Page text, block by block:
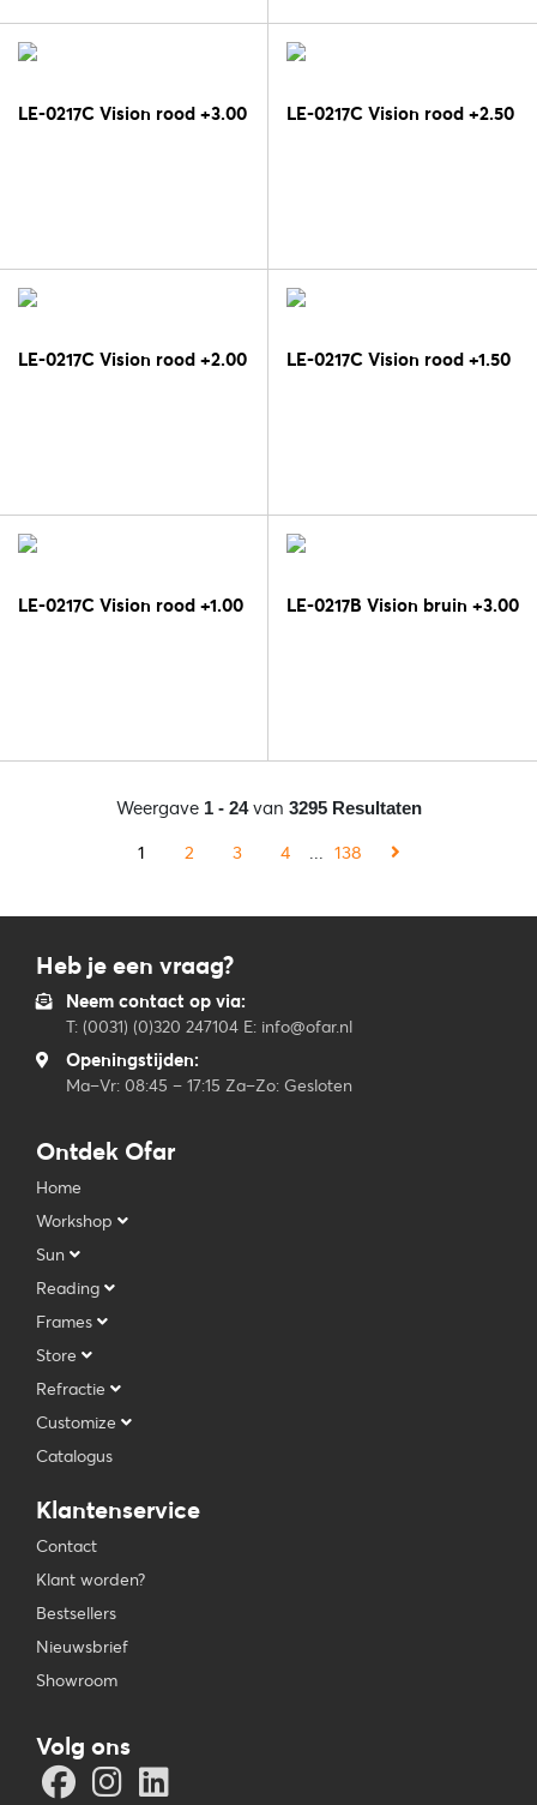
LE-0217C Vision rood +3.00 LE-0217C Vision rood +2.50
LE-0217C Vision rood +2.00 LE-0217C Vision rood +1.50
LE-0217C Vision rood +1.00 LE-0217B Vision bruin +3.00
Weergave 1 - 24van 3295 Resultaten
1 2 3 4 ... 138
Heb je een vraag?
Neem contact op via:
T: (0031) (0)320 247104 E: info@ofar.nl
Openingstijden:
Ma–Vr: 08:45 – 17:15 Za–Zo: Gesloten
Ontdek Ofar
Home
Workshop
Sun
Reading
Frames
Store
Refractie
Customize
Catalogus
Klantenservice
Contact
Klant worden?
Bestsellers
Nieuwsbrief
Showroom
Volg ons